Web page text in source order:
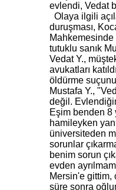
evlendi, Vedat
Olaya ilgili
duruşması,
tutuklu sanık
Vedat Y.,
avukatları
öldürme
Mustafa Y.,
değil.
Eşim benden 8
hamileyken
üniversiteden
sorunlar
benim sorun
evden
Mersin'e gittim,
süre sonra